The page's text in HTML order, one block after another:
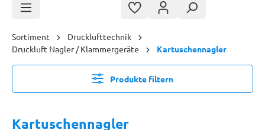
Sortiment
Drucklufttechnik
Druckluft Nagler / Klammergeräte
Kartuschennagler
Produkte filtern
Kartuschennagler